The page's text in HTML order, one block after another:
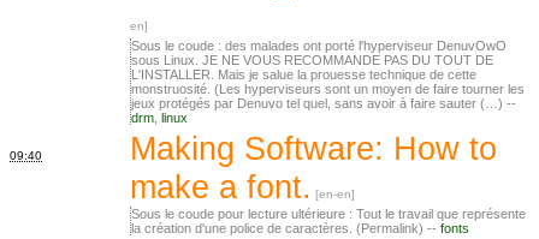
Sous le coude : des malades ont porté l'hyperviseur DenuvOwO
sous Linux. JE NE VOUS RECOMMANDE PAS DU TOUT DE
L'INSTALLER. Mais je salue la prouesse technique de cette
monstruosité. (Les hyperviseurs sont un moyen de faire tourner les
jeux protégés par Denuvo tel quel, sans avoir à faire sauter (…) --
drm linux
09:40
Making Software: How to
make a font.
Sous le coude pour lecture ultérieure : Tout le travail que représente
la création d'une police de caractères. (Permalink) -- fonts